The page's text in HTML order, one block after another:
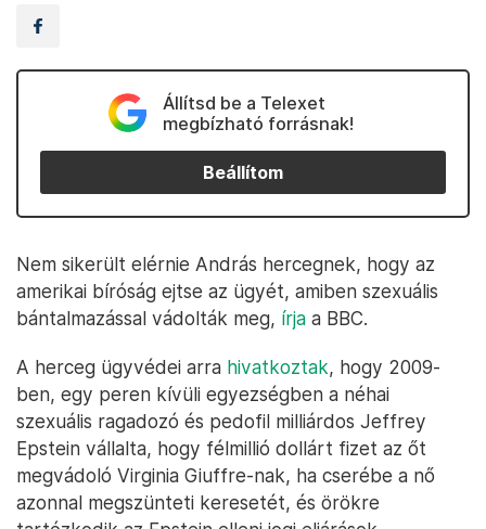
Állítsd be a Telexet
megbízható forrásnak!
Beállítom
Nem sikerült elérnie András hercegnek, hogy az
amerikai bíróság ejtse az ügyét, amiben szexuális
bántalmazással vádolták meg, írja a BBC.
A herceg ügyvédei arra hivatkoztak, hogy 2009-
ben, egy peren kívüli egyezségben a néhai
szexuális ragadozó és pedofil milliárdos Jeffrey
Epstein vállalta, hogy félmillió dollárt fizet az őt
megvádoló Virginia Giuffre-nak, ha cserébe a nő
azonnal megszünteti keresetét, és örökre